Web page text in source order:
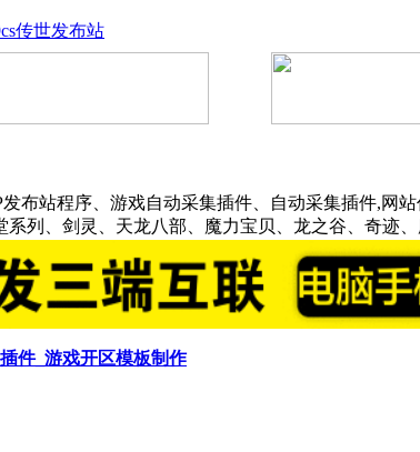
传世发布站
布站程序、游戏自动采集插件、自动采集插件,网
列、剑灵、天龙八部、魔力宝贝、龙之谷、奇迹
件_游戏开区模板制作